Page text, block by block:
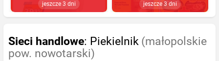
jeszcze 3 dni jeszcze 3 dni
Sieci handlowe: Piekielnik (małopolskie
pow. nowotarski)